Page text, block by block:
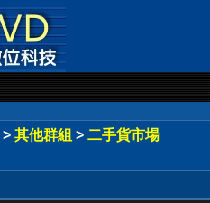
> 其他群組 > 二手貨市場